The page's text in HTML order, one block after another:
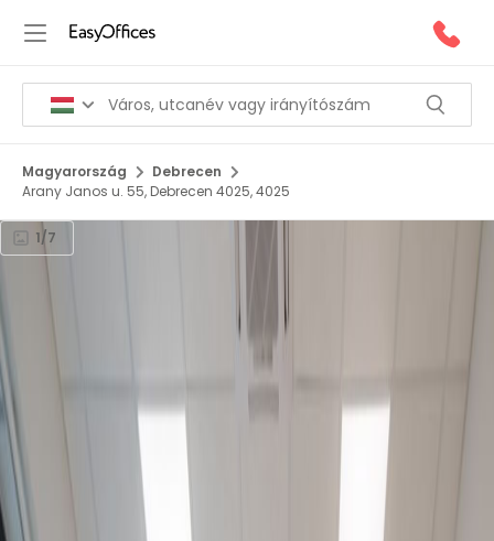
Magyarország
Debrecen
Arany Janos u. 55, Debrecen 4025, 4025
1/7